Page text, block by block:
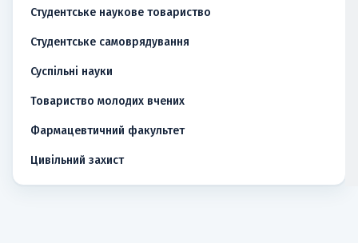
Студентське наукове товариство
Студентське самоврядування
Суспільні науки
Товариство молодих вчених
Фармацевтичний факультет
Цивільний захист